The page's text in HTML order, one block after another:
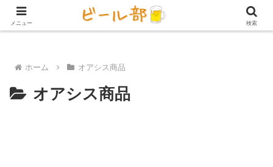
アイテム【ビール好き用】 家庭用ビー
ホーム オアシス商品
オアシス商品
メニュー 検索